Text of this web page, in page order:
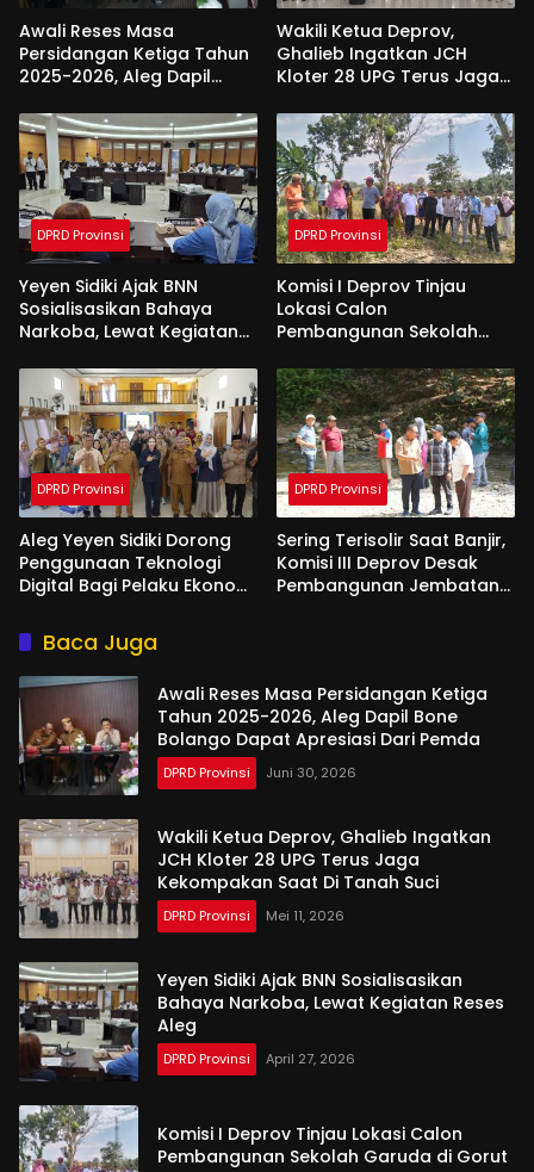
Awali Reses Masa
Persidangan Ketiga Tahun
2025-2026, Aleg Dapil
Apresiasi Dari Pemda
Wakili Ketua Deprov,
Ghalieb Ingatkan JCH
Kloter 28 UPG Terus Jaga
Tanah Suci
DPRD Provinsi
Yeyen Sidiki Ajak BNN
Sosialisasikan Bahaya
Narkoba, Lewat Kegiatan
DPRD Provinsi
Komisi I Deprov Tinjau
Lokasi Calon
Pembangunan Sekolah
DPRD Provinsi
Aleg Yeyen Sidiki Dorong
Penggunaan Teknologi
Digital Bagi Pelaku Ekonomi
DPRD Provinsi
Sering Terisolir Saat Banjir,
Komisi III Deprov Desak
Pembangunan Jembatan
Baca Juga
Awali Reses Masa Persidangan Ketiga
Tahun 2025-2026, Aleg Dapil Bone
Bolango Dapat Apresiasi Dari Pemda
DPRD Provinsi Juni 30, 2026
Wakili Ketua Deprov, Ghalieb Ingatkan
JCH Kloter 28 UPG Terus Jaga
Kekompakan Saat Di Tanah Suci
DPRD Provinsi Mei 11, 2026
Yeyen Sidiki Ajak BNN Sosialisasikan
Bahaya Narkoba, Lewat Kegiatan Reses
Aleg
DPRD Provinsi April 27, 2026
Komisi I Deprov Tinjau Lokasi Calon
Pembangunan Sekolah Garuda di Gorut